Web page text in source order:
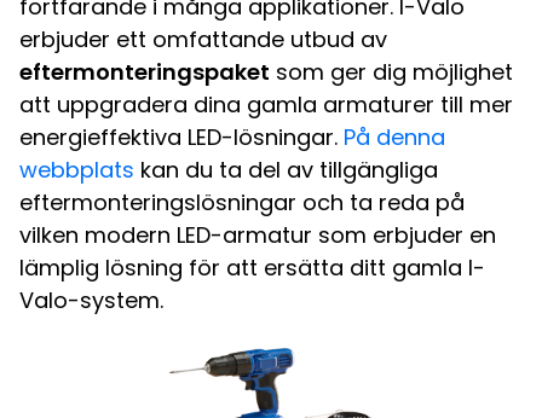
fortfarande i många applikationer. I-Valo
erbjuder ett omfattande utbud av
eftermonteringspaket som ger dig möjlighet
att uppgradera dina gamla armaturer till mer
energieffektiva LED-lösningar. På denna
webbplats kan du ta del av tillgängliga
eftermonteringslösningar och ta reda på
vilken modern LED-armatur som erbjuder en
lämplig lösning för att ersätta ditt gamla I-
Valo-system.